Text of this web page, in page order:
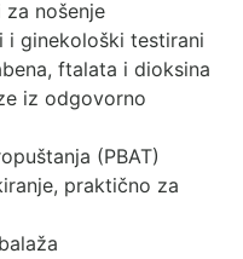
nošenje
i ginekološki testirani
ftalata i dioksina
iz odgovorno
(PBAT)
praktično za